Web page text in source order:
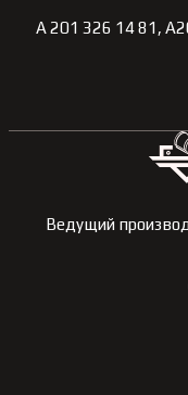
A 201 326 14 81,
Ведущий